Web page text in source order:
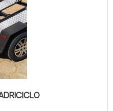
MODELO
também que
a carreta, é
todos os